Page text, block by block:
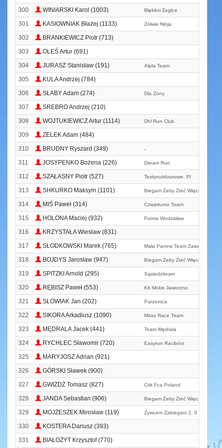
300 WINIARSKI Karol (1003) Błękitni Żeglce
301 KASIOWNIAK Błażej (1133) Żółwie Ninja
302
BRANKIEWICZ Piotr (713)
303
OLEŚ Artur (691)
304
JURASZ Stanisław (191) Alpla Team
305
KULA Andrzej (784)
306
SŁABY Adam (274) Dla Żony
307
SREBRO Andrzej (210)
308
WOJTUKIEWICZ Artur (1114) Dhl Run Club
309
ZELEK Adam (484)
310
BRUDNY Ryszard (349) -
311 JOSYPENKO Bożena (226) Dream Run
312 SZAŁASNY Piotr (527) Testyoutdoorowe. Pl
313 SHKURKO Maksym (1101) Biegam Żeby Żreć Więcej
314 MIŚ Paweł (314) Czwartunio Team
315 HOLONA Maciej (932) Forma Wodzisław
316
KRZYSTAŁA Wiesław (831)
317
SŁODKOWSKI Marek (765) Mała Panew Team Zawadzkie
318 BOJDYS Jarosław (947) Biegam Żeby Żreć Więcej
319 SPITZKI Arnold (295) Sąsiedziteam
320 RĘBISZ Paweł (553) Kb Mckis Jaworzno
321 SŁOWIAK Jan (202) Parzenica
322 SIKORA Arkadiusz (1090) Miraz Race Team
323 MĘDRALA Jacek (441) Team Mędrala
324 RYCHLEC Sławomir (720) Easyrun Racibórz
325
MARYJOSZ Adrian (921)
326
GÓRSKI Sławek (900)
327
GWIŻDŻ Tomasz (827) Crik Fca Poland
328 JANDA Sebastian (906) Biegam Żeby Żreć Więcej
329 MOJŻESZEK Mirosław (119) Żywcem Zabiegani 2. 0
330
KOSTERA Dariusz (393)
331
BIAŁOŻYT Krzysztof (770)